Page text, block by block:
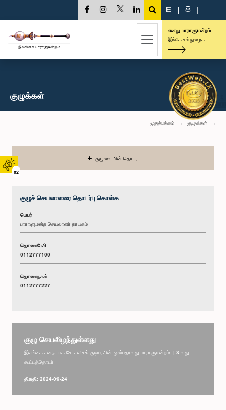
02
E | සි |
எனது பாராளுமன்றம்
இங்கே உள்நுழைக
குழுக்கள்
முதற்பக்கம் குழுக்கள்
குழுவை பின் தொடர
குழுச் செயலாளரை தொடர்பு கொள்க
பெயர்
பாராளுமன்ற செயலாளர் நாயகம்
தொலைபேசி
0112777100
தொலைநகல்
0112777227
குழு செயலிழந்துள்ளது
இலங்கை சனநாயக சோசலிசக் குடியரசின் ஒன்பதாவது பாராளுமன்றம் | 3 வது
கூட்டத்தொடர்
திகதி: 2024-09-24